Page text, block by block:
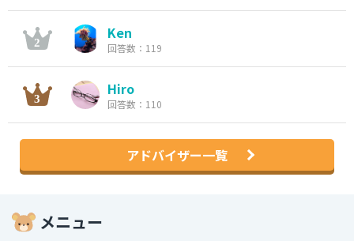
Ken
回答数：119
Hiro
回答数：110
アドバイザー一覧
メニュー